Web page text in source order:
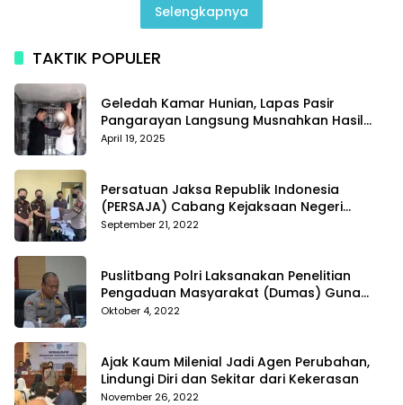
Selengkapnya
TAKTIK POPULER
Geledah Kamar Hunian, Lapas Pasir
Pangarayan Langsung Musnahkan Hasil
Temuan
April 19, 2025
Persatuan Jaksa Republik Indonesia
(PERSAJA) Cabang Kejaksaan Negeri
Tanggamus resmi melaporkan Alvin Lim ke
September 21, 2022
Puslitbang Polri Laksanakan Penelitian
Pengaduan Masyarakat (Dumas) Guna
Meningkatkan Profesionalisme Personil Polri
Oktober 4, 2022
Ajak Kaum Milenial Jadi Agen Perubahan,
Lindungi Diri dan Sekitar dari Kekerasan
November 26, 2022